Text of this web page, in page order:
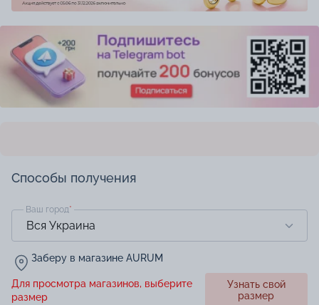
Способы получения
Ваш город*
Заберу в магазине AURUM
Для просмотра магазинов, выберите
размер
Узнать свой
размер